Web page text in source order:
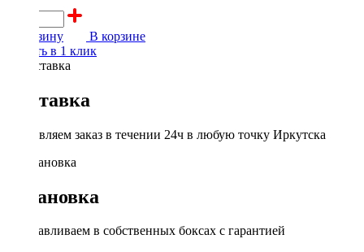
В корзину
В корзине
Купить в 1 клик
Доставка
Доставляем заказ в течении 24ч в любую точку Иркутска
Установка
Устанавливаем в собственных боксах с гарантией